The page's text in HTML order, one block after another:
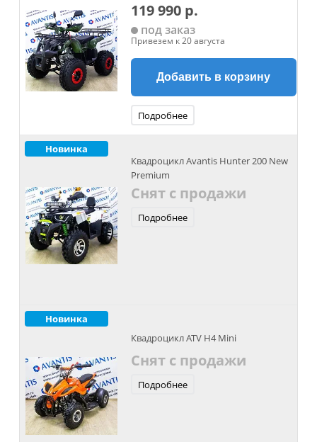
119 990 р.
под заказ
Привезем к 20 августа
Добавить в корзину
Подробнее
Новинка
Квадроцикл Avantis Hunter 200 New
Premium
Снят с продажи
Подробнее
Новинка
Квадроцикл ATV H4 Mini
Снят с продажи
Подробнее